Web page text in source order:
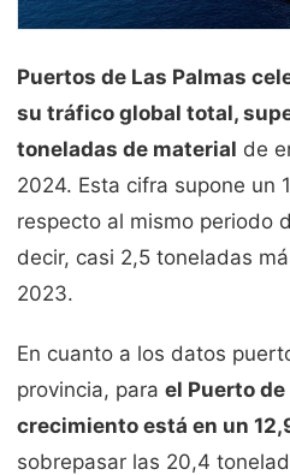
Puertos de Las Palmas
su tráfico global total,
toneladas de material de
2024. Esta cifra supone un
respecto al mismo periodo
decir, casi 2,5 toneladas
2023.
En cuanto a los datos
provincia, para el Puerto de
crecimiento está en un
sobrepasar las 20,4